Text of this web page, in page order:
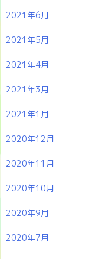
2021年6月
2021年5月
2021年4月
2021年3月
2021年1月
2020年12月
2020年11月
2020年10月
2020年9月
2020年7月